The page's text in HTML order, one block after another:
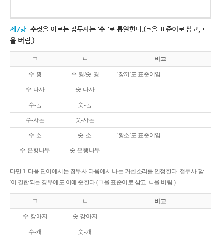
제7항 수컷을 이르는 접두사는 '수-'로 통일한다.(ㄱ을 표준어로 삼고, ㄴ
을 버림.)
ㄱ ㄴ 비고
수-꿩 수-퀑/숫-꿩 '장끼'도 표준어임.
수-나사 숫-나사
수-놈 숫-놈
수-사돈 숫-사돈
수-소 숫-소 '황소'도 표준어임.
수-은행나무 숫-은행나무
다만 1. 다음 단어에서는 접두사 다음에서 나는 거센소리를 인정한다. 접두사 '암-
'이 결합되는 경우에도 이에 준한다.(ㄱ을 표준어로 삼고, ㄴ을 버림.)
ㄱ ㄴ 비고
수-캉아지 숫-강아지
수-캐 숫-개